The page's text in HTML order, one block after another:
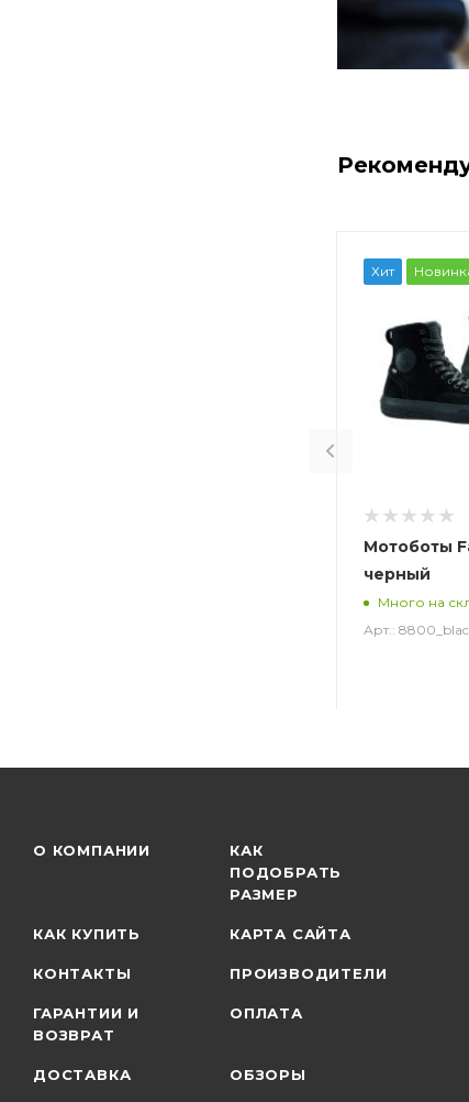
Хит
Мотоботы
черный
Много на
Арт.:
О КОМПАНИИ
КАК
ПОДОБРАТЬ
РАЗМЕР
КАК КУПИТЬ КАРТА САЙТА
КОНТАКТЫ ПРОИЗВОДИТЕЛИ
ГАРАНТИИ И
ВОЗВРАТ
ОПЛАТА
ДОСТАВКА ОБЗОРЫ